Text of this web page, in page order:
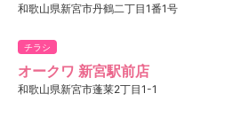
和歌山県新宮市丹鶴二丁目1番1号
チラシ
オークワ 新宮駅前店
和歌山県新宮市蓬莱2丁目1-1